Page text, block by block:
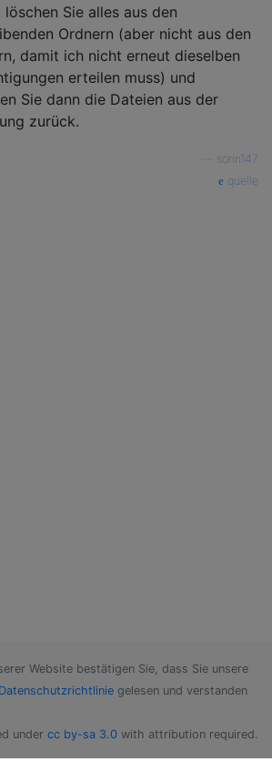
löschen Sie alles aus den
Ordnern (aber nicht aus den
damit ich nicht erneut dieselben
erteilen muss) und
Sie dann die Dateien aus der
zurück.
sorin147
quelle
Website bestätigen Sie, dass Sie unsere
Datenschutzrichtlinie gelesen und verstanden
under cc by-sa 3.0 with attribution required.